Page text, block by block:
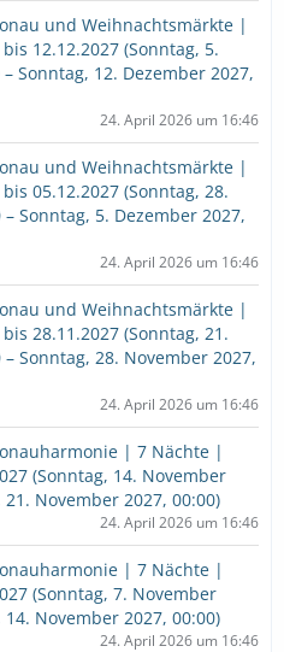
und Weihnachtsmärkte |
12.12.2027 (Sonntag, 5.
Sonntag, 12. Dezember 2027,
24. April 2026 um 16:46
und Weihnachtsmärkte |
05.12.2027 (Sonntag, 28.
Sonntag, 5. Dezember 2027,
24. April 2026 um 16:46
und Weihnachtsmärkte |
28.11.2027 (Sonntag, 21.
Sonntag, 28. November 2027,
24. April 2026 um 16:46
| 7 Nächte |
(Sonntag, 14. November
November 2027, 00:00)
24. April 2026 um 16:46
| 7 Nächte |
(Sonntag, 7. November
November 2027, 00:00)
24. April 2026 um 16:46